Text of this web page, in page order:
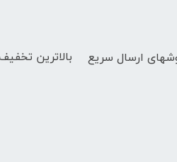
ارسال سریع بالاترین